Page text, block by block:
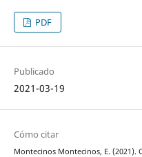
PDF
Publicado
2021-03-19
Cómo citar
Montecinos Montecinos, E.